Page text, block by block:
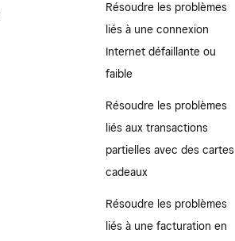
Résoudre les problèmes
liés à une connexion
Internet défaillante ou
faible
Résoudre les problèmes
liés aux transactions
partielles avec des cartes
cadeaux
Résoudre les problèmes
liés à une facturation en